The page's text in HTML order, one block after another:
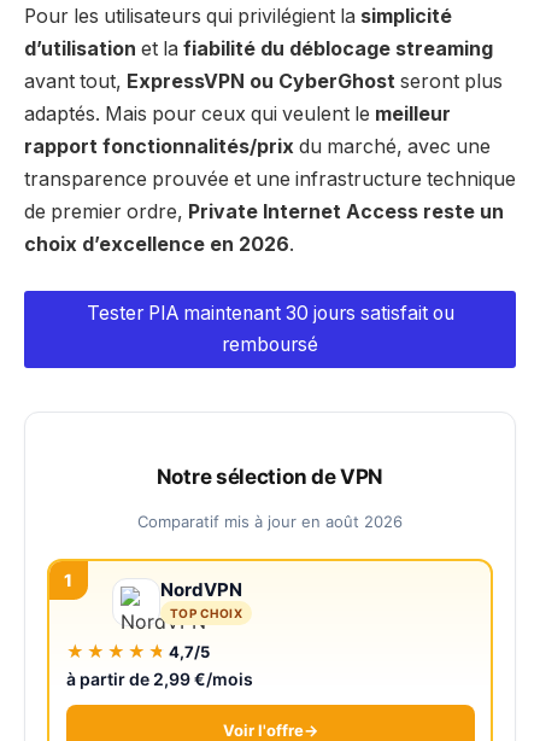
Pour les utilisateurs qui privilégient la simplicité
d’utilisation et la fiabilité du déblocage streaming
avant tout, ExpressVPN ou CyberGhost seront plus
adaptés. Mais pour ceux qui veulent le meilleur
rapport fonctionnalités/prix du marché, avec une
transparence prouvée et une infrastructure technique
de premier ordre, Private Internet Access reste un
choix d’excellence en 2026.
Tester PIA maintenant 30 jours satisfait ou
remboursé
Notre sélection de VPN
Comparatif mis à jour en août 2026
1 NordVPN
TOP CHOIX
★★★★★ 4,7/5
à partir de 2,99 €/mois
Voir l'offre→